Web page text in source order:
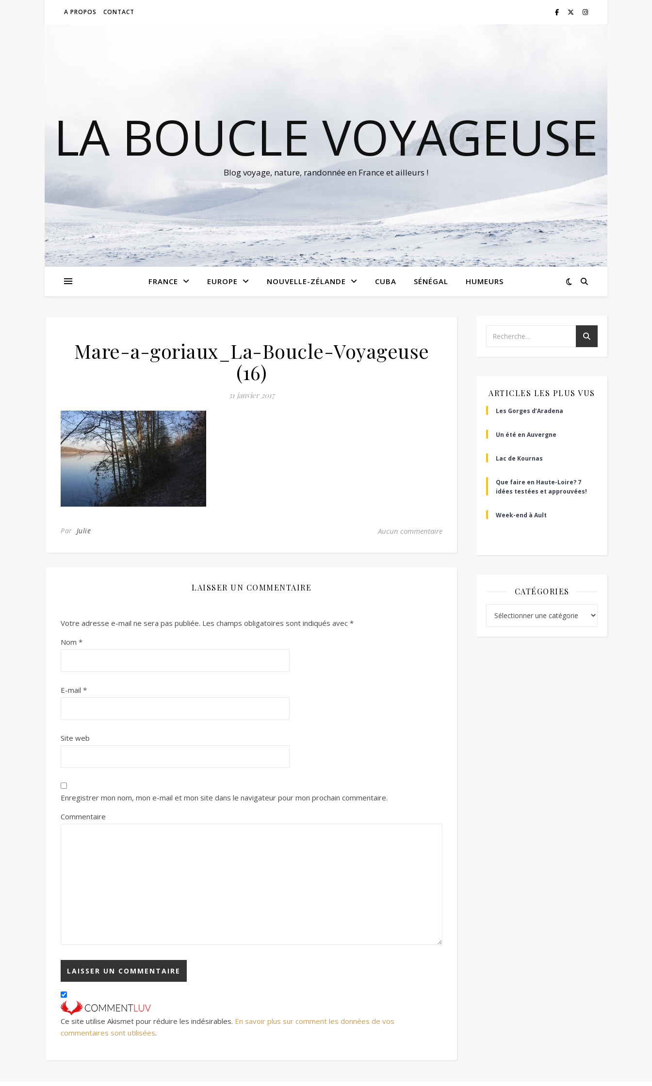
A PROPOS CONTACT
LA BOUCLE VOYAGEUSE
Blog voyage, nature, randonnée en France et ailleurs !
FRANCE EUROPE NOUVELLE-ZÉLANDE CUBA SÉNÉGAL HUMEURS
Mare-a-goriaux_La-Boucle-Voyageuse
(16)
31 janvier 2017
Par Julie Aucun commentaire
LAISSER UN COMMENTAIRE
Votre adresse e-mail ne sera pas publiée. Les champs obligatoires sont indiqués avec *
Nom *
E-mail *
Site web
Enregistrer mon nom, mon e-mail et mon site dans le navigateur pour mon prochain commentaire.
Commentaire
Ce site utilise Akismet pour réduire les indésirables. En savoir plus sur comment les données de vos
commentaires sont utilisées.
ARTICLES LES PLUS VUS
Les Gorges d’Aradena
Un été en Auvergne
Lac de Kournas
Que faire en Haute-Loire? 7
idées testées et approuvées!
Week-end à Ault
CATÉGORIES